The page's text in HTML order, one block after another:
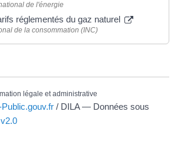
de l'énergie
réglementés du gaz naturel
de la consommation (INC)
légale et administrative
/ DILA — Données sous